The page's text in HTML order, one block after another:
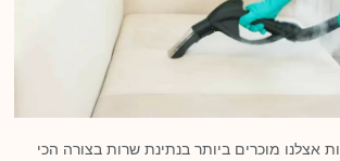
אצלנו מוכרים ביותר בנתינת שרות בצורה הכי